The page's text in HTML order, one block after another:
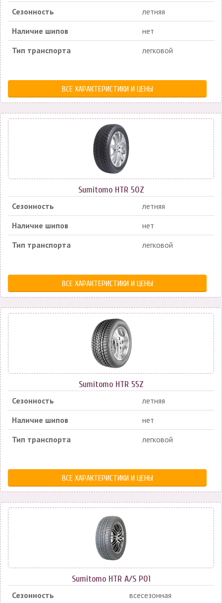
Сезонность
летняя
Наличие шипов
нет
Тип транспорта
легковой
ВСЕ ХАРАКТЕРИСТИКИ И ЦЕНЫ
Sumitomo HTR 50Z
Сезонность
летняя
Наличие шипов
нет
Тип транспорта
легковой
ВСЕ ХАРАКТЕРИСТИКИ И ЦЕНЫ
Sumitomo HTR 55Z
Сезонность
летняя
Наличие шипов
нет
Тип транспорта
легковой
ВСЕ ХАРАКТЕРИСТИКИ И ЦЕНЫ
Sumitomo HTR A/S P01
Сезонность
всесезонная